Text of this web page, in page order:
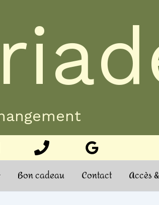
Bon cadeau Contact Accès